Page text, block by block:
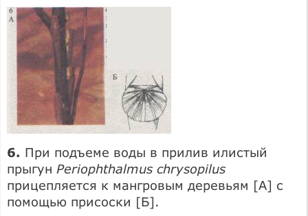
6. При подъеме воды в прилив илистый
прыгун Periophthalmus chrysopilus
прицепляется к мангровым деревьям [А] с
помощью присоски [Б].